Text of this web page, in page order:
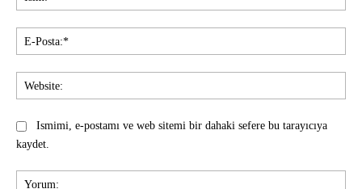
Ismimi, e-postamı ve web sitemi bir dahaki sefere bu tarayıcıya
kaydet.